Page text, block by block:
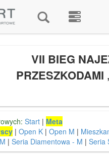
VII BIEG
PRZESZKODAMI
Start | Meta
| Open K | Open M |
| Seria Diamentowa - M | Seria